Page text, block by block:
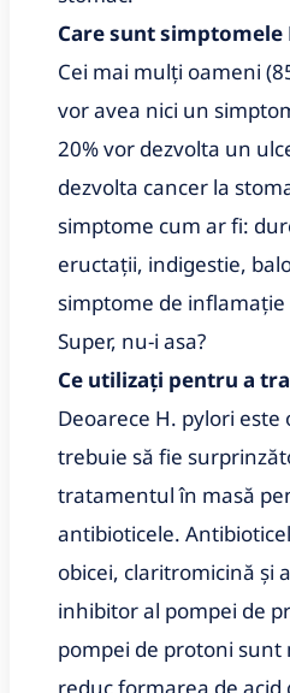
Care sunt simptomele
Cei mai mulți oameni
vor avea nici un
20% vor dezvolta un
dezvolta cancer la
simptome cum ar fi:
eructații, indigestie,
simptome de
Super, nu-i asa?
Ce utilizați pentru a
Deoarece H. pylori este
trebuie să fie
tratamentul în masă
antibioticele.
obicei, claritromicină și
inhibitor al pompei de
pompei de protoni sunt